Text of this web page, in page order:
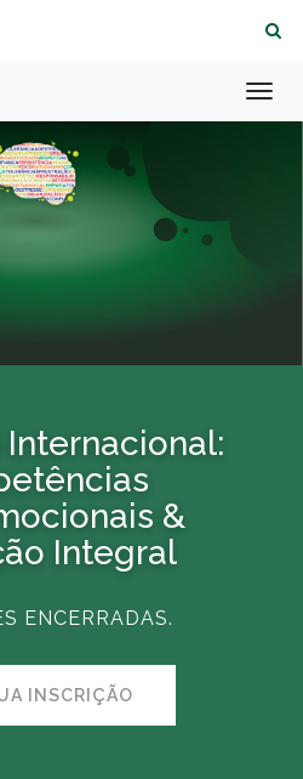
&
Integral
ENCERRADAS.
INSCRIÇÃO